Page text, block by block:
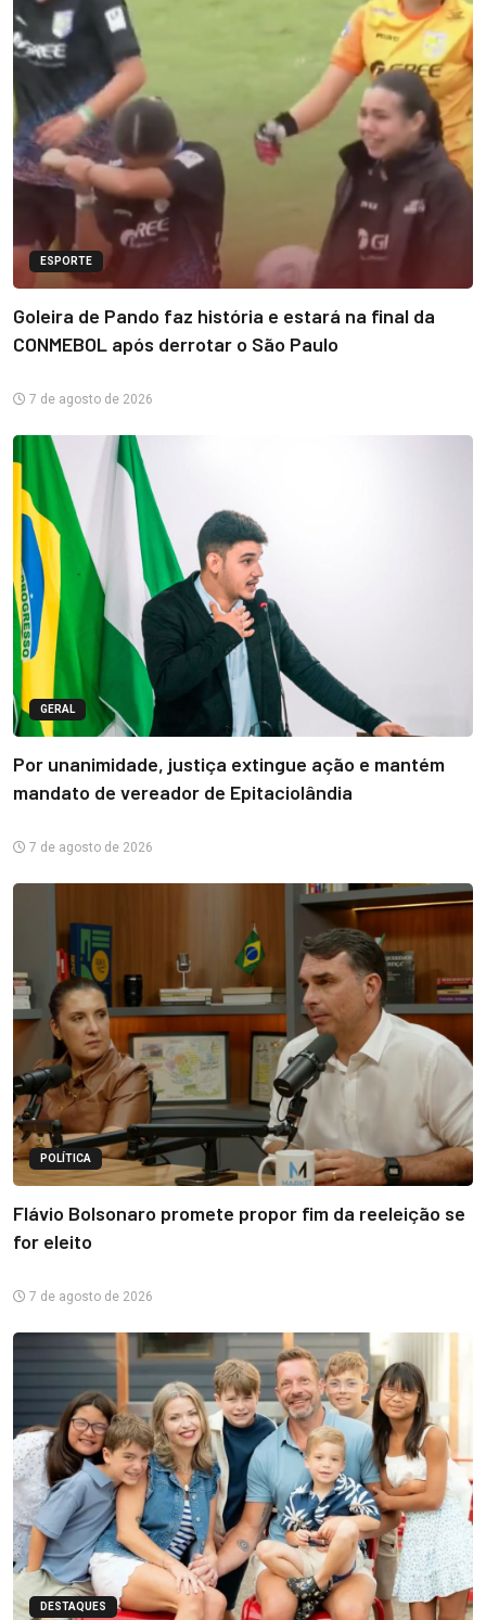
ESPORTE
Goleira de Pando faz história e estará na final da
CONMEBOL após derrotar o São Paulo
7 de agosto de 2026
GERAL
Por unanimidade, justiça extingue ação e mantém
mandato de vereador de Epitaciolândia
7 de agosto de 2026
POLÍTICA
Flávio Bolsonaro promete propor fim da reeleição se
for eleito
7 de agosto de 2026
DESTAQUES